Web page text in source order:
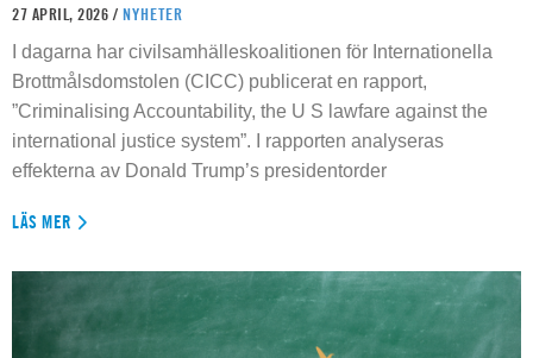
27 APRIL, 2026 / NYHETER
I dagarna har civilsamhälleskoalitionen för Internationella
Brottmålsdomstolen (CICC) publicerat en rapport,
”Criminalising Accountability, the U S lawfare against the
international justice system”. I rapporten analyseras
effekterna av Donald Trump’s presidentorder
LÄS MER